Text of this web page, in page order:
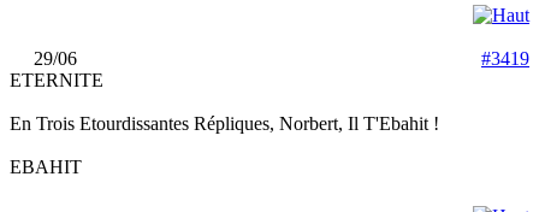
29/06
#3419
ETERNITE
En Trois Etourdissantes Répliques, Norbert, Il T'Ebahit !
EBAHIT